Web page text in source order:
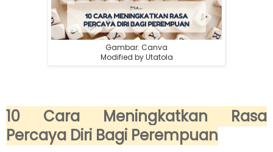
Gambar: Canva
Modified by Utatola
10 Cara Meningkatkan Rasa
Percaya Diri Bagi Perempuan